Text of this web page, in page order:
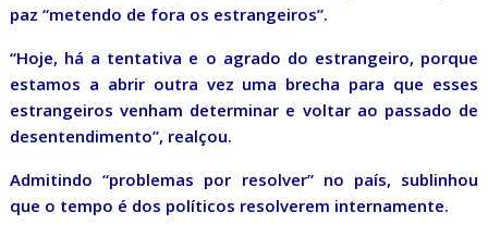
paz “metendo de fora os estrangeiros”.
“Hoje, há a tentativa e o agrado do estrangeiro, porque
estamos a abrir outra vez uma brecha para que esses
estrangeiros venham determinar e voltar ao passado de
desentendimento”, realçou.
Admitindo “problemas por resolver” no país, sublinhou
que o tempo é dos políticos resolverem internamente.